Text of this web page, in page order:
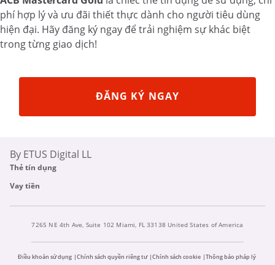
phí hợp lý và ưu đãi thiết thực dành cho người tiêu dùng
hiện đại. Hãy đăng ký ngay để trải nghiệm sự khác biệt
trong từng giao dịch!
ĐĂNG KÝ NGAY
By ETUS Digital LL
Thẻ tín dụng
Vay tiền
7265 NE 4th Ave, Suite 102 Miami, FL 33138 United States of America
Điều khoản sử dụng Chính sách quyền riêng tư Chính sách cookie
Thông báo pháp lý